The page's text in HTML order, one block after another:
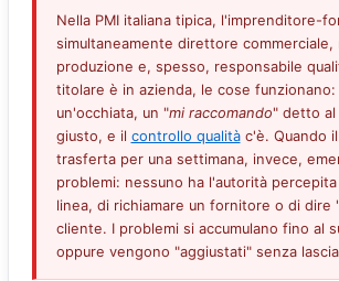
Nella PMI italiana tipica, l'imprenditore-
simultaneamente direttore commerciale,
produzione e, spesso, responsabile
titolare è in azienda, le cose funzionano:
un'occhiata, un "mi raccomando" detto al
giusto, e il controllo qualitàc'è. Quando
trasferta per una settimana, invece,
problemi: nessuno ha l'autorità
linea, di richiamare un fornitore o di dire
cliente. I problemi si accumulano fino al
oppure vengono "aggiustati" senza